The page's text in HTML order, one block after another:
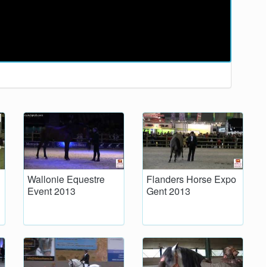
Wallonie Equestre
Event 2013
Flanders Horse Expo
Gent 2013